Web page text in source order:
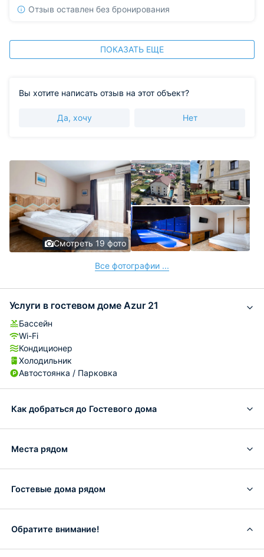
Отзыв оставлен без бронирования
ПОКАЗАТЬ ЕЩЕ
Вы хотите написать отзыв на этот объект?
Да, хочу Нет
Смотреть 19 фото
Все фотографии ...
Услуги в гостевом доме Azur 21
Бассейн
Wi-Fi
Кондиционер
Холодильник
Автостоянка / Парковка
Как добраться до Гостевого дома
Места рядом
Гостевые дома рядом
Обратите внимание!